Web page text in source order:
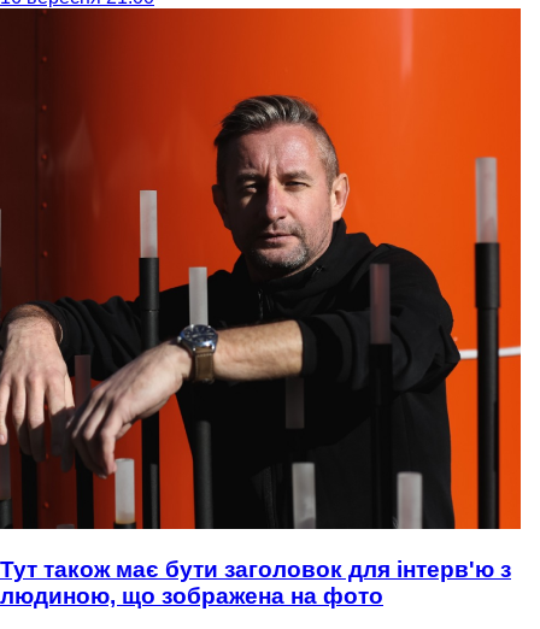
Тут також має бути заголовок для інтерв'ю з
людиною, що зображена на фото